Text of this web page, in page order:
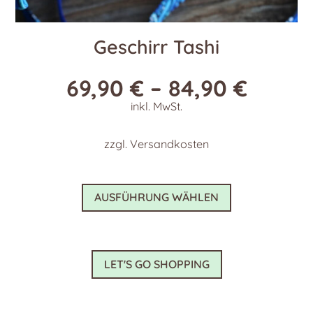
Geschirr Tashi
69,90€ – 84,90€
inkl. MwSt.
zzgl. Versandkosten
AUSFÜHRUNG WÄHLEN
Dieses
weist
LET'S GO SHOPPING